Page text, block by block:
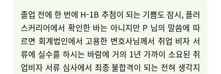
졸업 전에 한 번에 H-1B 추첨이 되는 기쁨도 잠시, 플러
스커리어에서 확인한 바는 아니지만 P 님의 말씀에 따
르면 회계법인에서 고용한 변호사님께서 취업 비자 서
류에 실수를 하시는 바람에 거의 1년 가까이 소요된 취
업비자 서류 심사에서 최종 불합격이 되는 전혀 생각지